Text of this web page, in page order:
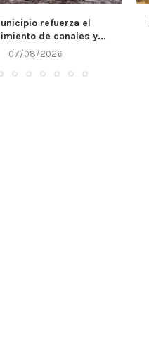
nuevo fin de semana y
Alta...
07/08/2026